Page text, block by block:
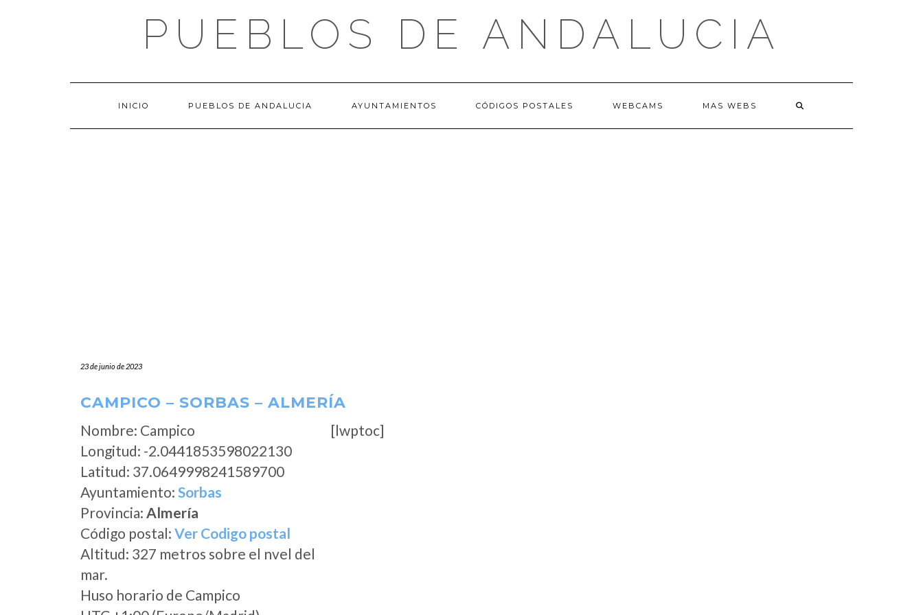
PUEBLOS DE ANDALUCIA
INICIO PUEBLOS DE ANDALUCIA AYUNTAMIENTOS CÓDIGOS POSTALES WEBCAMS MAS WEBS
23 de junio de 2023
CAMPICO – SORBAS – ALMERÍA
Nombre: Campico
Longitud: -2.0441853598022130
Latitud: 37.0649998241589700
Ayuntamiento: Sorbas
Provincia: Almería
Código postal: Ver Codigo postal
Altitud: 327 metros sobre el nvel del
mar.
Huso horario de Campico
[lwptoc]